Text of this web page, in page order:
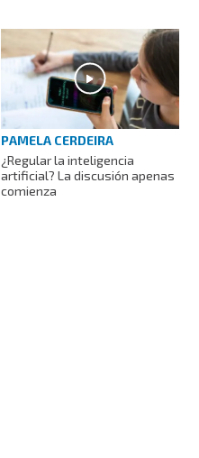
PAMELA CERDEIRA
¿Regular la inteligencia
artificial? La discusión apenas
comienza